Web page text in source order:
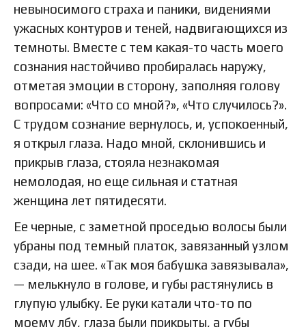
невыносимого страха и паники, видениями
ужасных контуров и теней, надвигающихся из
темноты. Вместе с тем какая-то часть моего
сознания настойчиво пробиралась наружу,
отметая эмоции в сторону, заполняя голову
вопросами: «Что со мной?», «Что случилось?».
С трудом сознание вернулось, и, успокоенный,
я открыл глаза. Надо мной, склонившись и
прикрыв глаза, стояла незнакомая
немолодая, но еще сильная и статная
женщина лет пятидесяти.
Ее черные, с заметной проседью волосы были
убраны под темный платок, завязанный узлом
сзади, на шее. «Так моя бабушка завязывала»,
— мелькнуло в голове, и губы растянулись в
глупую улыбку. Ее руки катали что-то по
моему лбу, глаза были прикрыты, а губы